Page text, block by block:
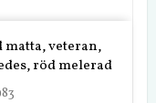
matta, veteran,
röd melerad